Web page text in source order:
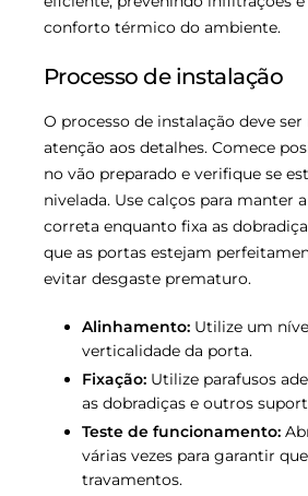
conforto térmico do ambiente.
Processo de instalação
O processo de instalação deve
atenção aos detalhes. Comece
no vão preparado e verifique se
nivelada. Use calços para manter
correta enquanto fixa as
que as portas estejam
evitar desgaste prematuro.
Alinhamento: Utilize um
verticalidade da porta.
Fixação: Utilize parafusos
as dobradiças e outros
Teste de funcionamento:
várias vezes para garantir
travamentos.